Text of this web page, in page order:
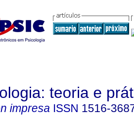
teoria e
impresa ISSN 1516-